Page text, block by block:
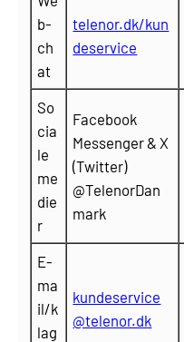
b-
ch
at
telenor.dk/kun
deservice
So
cia
le
me
die
r
Facebook
Messenger & X
(Twitter)
@TelenorDan
mark
E-
ma
il/k
lag
kundeservice
@telenor.dk